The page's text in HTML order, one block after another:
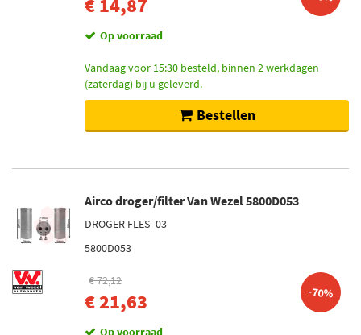
€ 14,87
Op voorraad
Vandaag voor 15:30 besteld, binnen 2 werkdagen
(zaterdag) bij u geleverd.
Bestellen
Airco droger/filter Van Wezel 5800D053
DROGER FLES -03
5800D053
€ 72,12
€ 21,63 -70%
Op voorraad